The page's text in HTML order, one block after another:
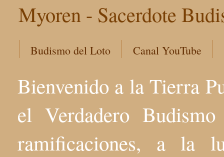
Myoren - Sacerdote
Budismo del Loto Canal YouTube
Bienvenido a la Tierra
el Verdadero
ramificaciones, a la